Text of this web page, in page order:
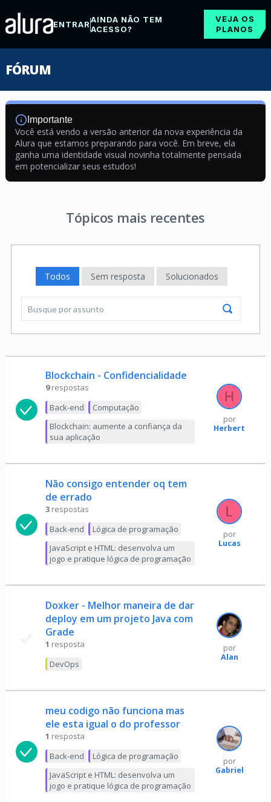
ENTRARAINDA NÃO TEM
ACESSO?
VEJA OS
PLANOS
FÓRUM
Importante
Você está vendo a versão anterior da nova experiência da
Alura que estamos preparando para você. Em breve, ela
ganha uma identidade visual novinha totalmente pensada
em potencializar seus estudos!
Tópicos mais recentes
Todos Sem resposta Solucionados
Blockchain - Confidencialidade
9 respostas
Back-end
Computação
Blockchain: aumente a confiança da
sua aplicação
por
Herbert
Não consigo entender oq tem
de errado
3 respostas
Back-end
Lógica de programação
JavaScript e HTML: desenvolva um
jogo e pratique lógica de programação
por
Lucas
Doxker - Melhor maneira de dar
deploy em um projeto Java com
Grade
1 resposta
DevOps
por
Alan
meu codigo não funciona mas
ele esta igual o do professor
1 resposta
Back-end
Lógica de programação
JavaScript e HTML: desenvolva um
jogo e pratique lógica de programação
por
Gabriel